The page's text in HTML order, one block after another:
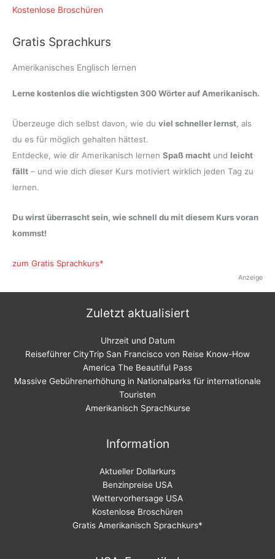
Kostenlose Broschüren
Gratis Sprachkurs
Amerikanisches Englisch lernen
Lerne kostenlos die wichtigsten 300 Wörter auf Amerikanisch.
Überzeuge dich selbst davon, wie du viel schneller lernst, als
du es für möglich gehalten hättest.
Entdecke, wie dir Amerikanisch lernen Spaß macht und leicht
fällt – und wie dich dieser Kurs motiviert wirklich jeden Tag zu
lernen.
Du wirst überrascht sein, wie schnell du mit diesem Kurs voran
kommst!
zum Gratis Sprachkurs
Anzeige
Zuletzt aktualisiert
Uhrzeit und Datum
Reiseführer CityTrip San Francisco von Reise Know-How
America The Beautiful Pass
Massive Gebührenerhöhung in Nationalparks für internationale
Touristen
Amerikanisch Sprachkurse
Information
Aktueller Dollarkurs
Benzinpreise USA
Wettervorhersage USA
Kostenlose Broschüren
Gratis Amerikanisch Sprachkurs